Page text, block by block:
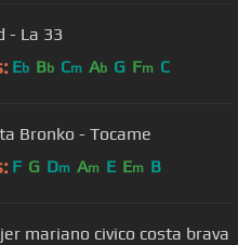
- La 33
Eb Bb Cm Ab G Fm C
Bronko - Tocame
F G Dm Am E Em B
esa mujer mariano civico costa brava